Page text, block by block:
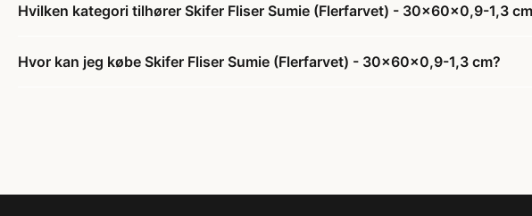
Hvilken kategori tilhører Skifer Fliser Sumie (Flerfarvet) - 30x60x0,9-1,3
Hvor kan jeg købe Skifer Fliser Sumie (Flerfarvet) - 30x60x0,9-1,3 cm?